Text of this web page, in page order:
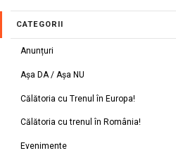
CATEGORII
Anunțuri
Așa DA / Așa NU
Călătoria cu Trenul în Europa!
Călătoria cu trenul în România!
Evenimente